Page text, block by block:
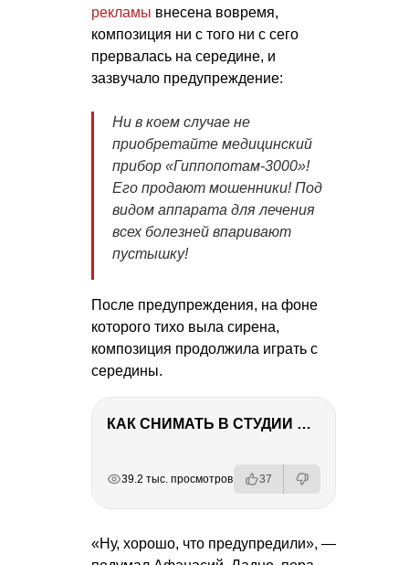
рекламы внесена вовремя,
композиция ни с того ни с сего
прервалась на середине, и
зазвучало предупреждение:
Ни в коем случае не
приобретайте медицинский
прибор «Гиппопотам-3000»!
Его продают мошенники! Под
видом аппарата для лечения
всех болезней впаривают
пустышку!
После предупреждения, на фоне
которого тихо выла сирена,
композиция продолжила играть с
середины.
КАК СНИМАТЬ В СТУДИИ СО ВСПЫШКАМИ
39.2 тыс. просмотров 37
«Ну, хорошо, что предупредили», —